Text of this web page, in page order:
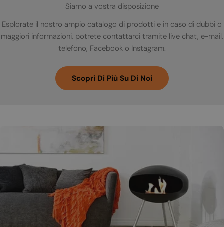
Siamo a vostra disposizione
Esplorate il nostro ampio catalogo di prodotti e in caso di dubbi o
maggiori informazioni, potrete contattarci tramite live chat, e-mail,
telefono, Facebook o Instagram.
Scopri Di Più Su Di Noi